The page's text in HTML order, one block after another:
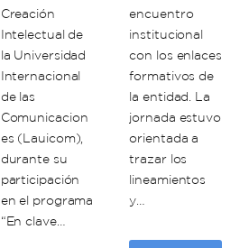
Creación
Intelectual de
la Universidad
Internacional
de las
Comunicacion
es (Lauicom),
durante su
participación
en el programa
“En clave…
encuentro
institucional
con los enlaces
formativos de
la entidad. ​La
jornada estuvo
orientada a
trazar los
lineamientos
y…